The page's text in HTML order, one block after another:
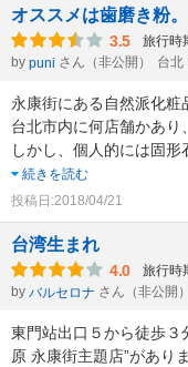
オススメは歯磨き粉。
3.5 旅行時
by puni さん（非公開） 台北
永康街にある自然派化粧
台北市内に何店舗かあり
しかし、個人的には固形
続きを読む
投稿日:2018/04/21
台湾生まれ
4.0 旅行時
by バルセロナ さん（非公開）
東門站出口５から徒歩３
原 永康街主題店”がありま